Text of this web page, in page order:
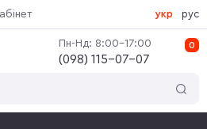
0
Пн-Нд: 8:00-17:00
(‎098) 115-07-07
укр рус